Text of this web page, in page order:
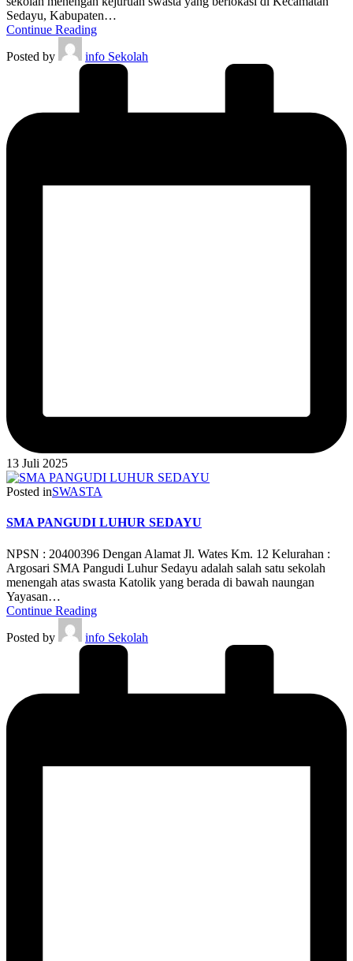
Sedayu, Kabupaten…
Continue Reading
Posted by
info Sekolah
13 Juli 2025
Posted inSWASTA
SMA PANGUDI LUHUR SEDAYU
NPSN : 20400396 Dengan Alamat Jl. Wates Km. 12 Kelurahan :
Argosari SMA Pangudi Luhur Sedayu adalah salah satu sekolah
menengah atas swasta Katolik yang berada di bawah naungan
Yayasan…
Continue Reading
Posted by
info Sekolah